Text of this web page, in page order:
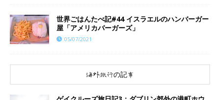
世界ごはんたべ記#44 イスラエルのハンバーガー
屋「アメリカバーガーズ」
05/07/2021
海外旅行の記事